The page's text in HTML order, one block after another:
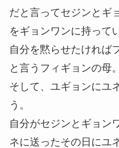
だと言ってセジンとギ
をギョンワンに持って
自分を黙らせたければ
と言うフィギョンの母。
そして、ユギョンにユ
う。
自分がセジンとギョン
ネに送ったその日にユ